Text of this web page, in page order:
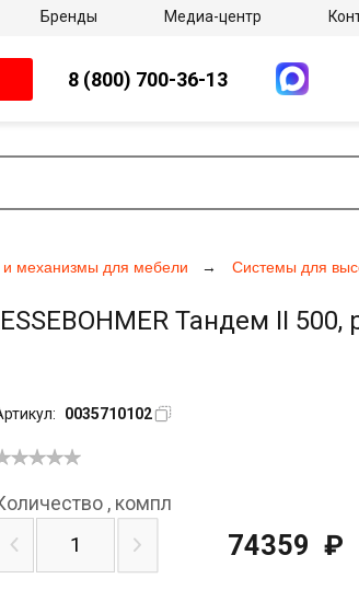
и механизмы для мебели Системы для
Тандем II 500,
0035710102
, компл
74359 ₽
Бренды Медиа-центр
8 (800) 700-36-13